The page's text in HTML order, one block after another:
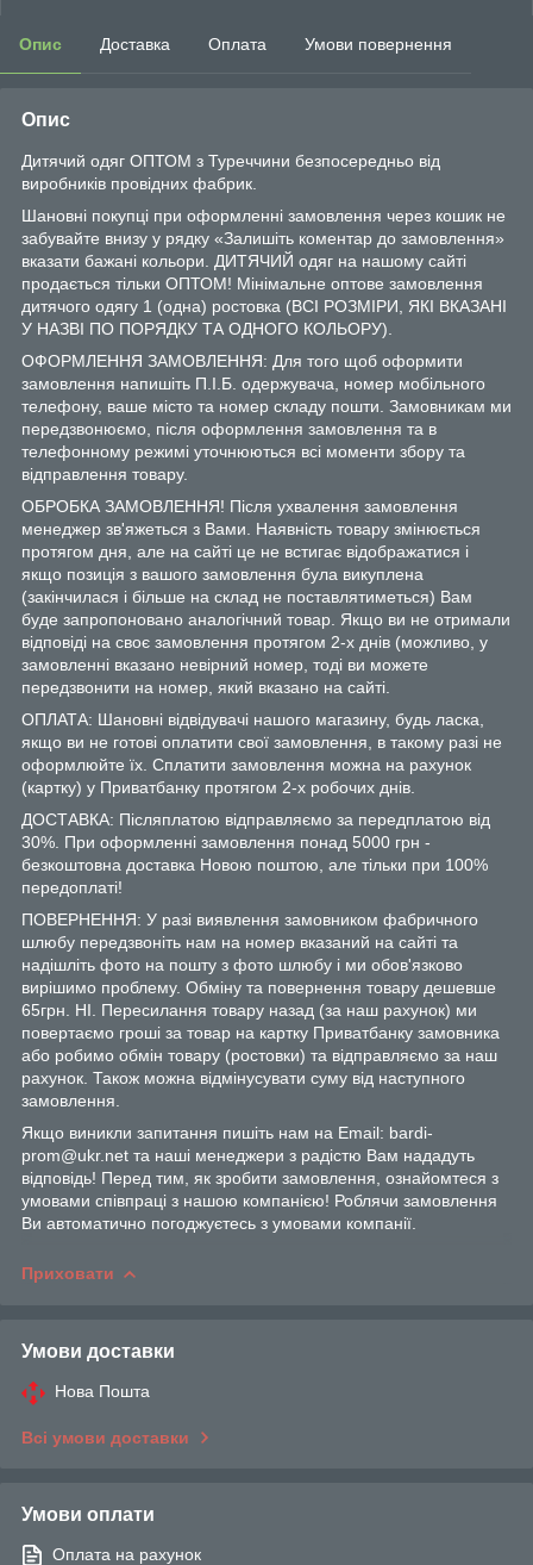
Опис Доставка Оплата Умови повернення
Опис
Дитячий одяг ОПТОМ з Туреччини безпосередньо від
виробників провідних фабрик.
Шановні покупці при оформленні замовлення через кошик не
забувайте внизу у рядку «Залишіть коментар до замовлення»
вказати бажані кольори. ДИТЯЧИЙ одяг на нашому сайті
продається тільки ОПТОМ! Мінімальне оптове замовлення
дитячого одягу 1 (одна) ростовка (ВСІ РОЗМІРИ, ЯКІ ВКАЗАНІ
У НАЗВІ ПО ПОРЯДКУ ТА ОДНОГО КОЛЬОРУ).
ОФОРМЛЕННЯ ЗАМОВЛЕННЯ: Для того щоб оформити
замовлення напишіть П.І.Б. одержувача, номер мобільного
телефону, ваше місто та номер складу пошти. Замовникам ми
передзвонюємо, після оформлення замовлення та в
телефонному режимі уточнюються всі моменти збору та
відправлення товару.
ОБРОБКА ЗАМОВЛЕННЯ! Після ухвалення замовлення
менеджер зв'яжеться з Вами. Наявність товару змінюється
протягом дня, але на сайті це не встигає відображатися і
якщо позиція з вашого замовлення була викуплена
(закінчилася і більше на склад не поставлятиметься) Вам
буде запропоновано аналогічний товар. Якщо ви не отримали
відповіді на своє замовлення протягом 2-х днів (можливо, у
замовленні вказано невірний номер, тоді ви можете
передзвонити на номер, який вказано на сайті.
ОПЛАТА: Шановні відвідувачі нашого магазину, будь ласка,
якщо ви не готові оплатити свої замовлення, в такому разі не
оформлюйте їх. Сплатити замовлення можна на рахунок
(картку) у Приватбанку протягом 2-х робочих днів.
ДОСТАВКА: Післяплатою відправляємо за передплатою від
30%. При оформленні замовлення понад 5000 грн -
безкоштовна доставка Новою поштою, але тільки при 100%
передоплаті!
ПОВЕРНЕННЯ: У разі виявлення замовником фабричного
шлюбу передзвоніть нам на номер вказаний на сайті та
надішліть фото на пошту з фото шлюбу і ми обов'язково
вирішимо проблему. Обміну та повернення товару дешевше
65грн. НІ. Пересилання товару назад (за наш рахунок) ми
повертаємо гроші за товар на картку Приватбанку замовника
або робимо обмін товару (ростовки) та відправляємо за наш
рахунок. Також можна відмінусувати суму від наступного
замовлення.
Якщо виникли запитання пишіть нам на Email: bardi-
prom@ukr.net та наші менеджери з радістю Вам нададуть
відповідь! Перед тим, як зробити замовлення, ознайомтеся з
умовами співпраці з нашою компанією! Роблячи замовлення
Ви автоматично погоджуєтесь з умовами компанії.
Приховати
Умови доставки
Нова Пошта
Всі умови доставки
Умови оплати
Оплата на рахунок